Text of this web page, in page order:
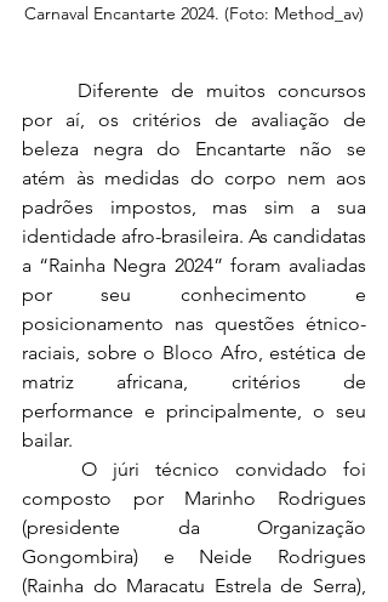
Carnaval Encantarte 2024. (Foto: Method_av)
por aí, os critérios de avaliação de
beleza negra do Encantarte não se
atém às medidas do corpo nem aos
padrões impostos, mas sim a sua
identidade afro-brasileira. As candidatas
a “Rainha Negra 2024” foram avaliadas
por seu conhecimento e
posicionamento nas questões étnico-
raciais, sobre o Bloco Afro, estética de
matriz africana, critérios de
performance e principalmente, o seu
bailar.
composto por Marinho Rodrigues
(presidente da Organização
Gongombira) e Neide Rodrigues
(Rainha do Maracatu Estrela de Serra),